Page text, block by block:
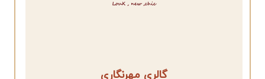
گالری مهرنگاری